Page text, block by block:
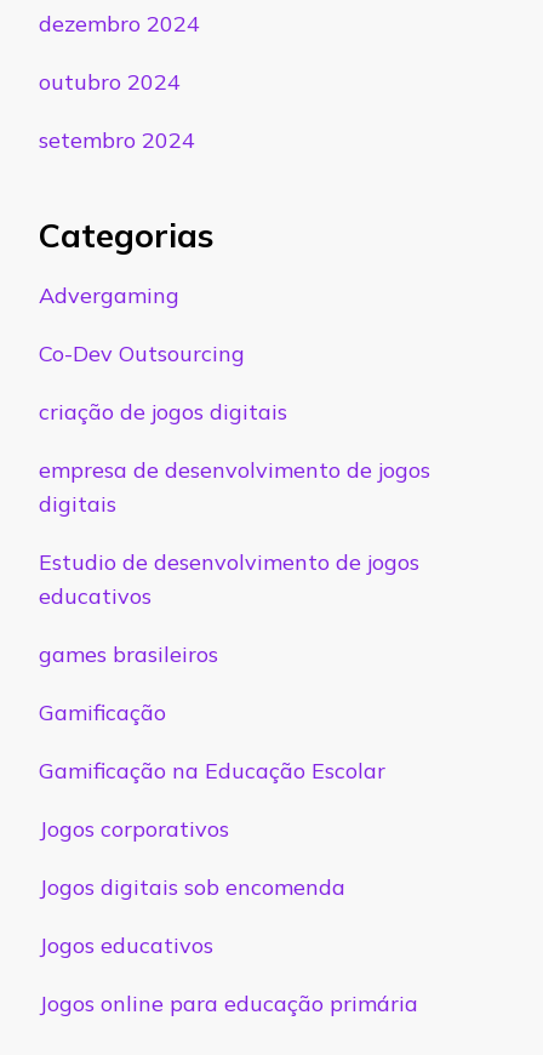
dezembro 2024
outubro 2024
setembro 2024
Categorias
Advergaming
Co-Dev Outsourcing
criação de jogos digitais
empresa de desenvolvimento de jogos
digitais
Estudio de desenvolvimento de jogos
educativos
games brasileiros
Gamificação
Gamificação na Educação Escolar
Jogos corporativos
Jogos digitais sob encomenda
Jogos educativos
Jogos online para educação primária